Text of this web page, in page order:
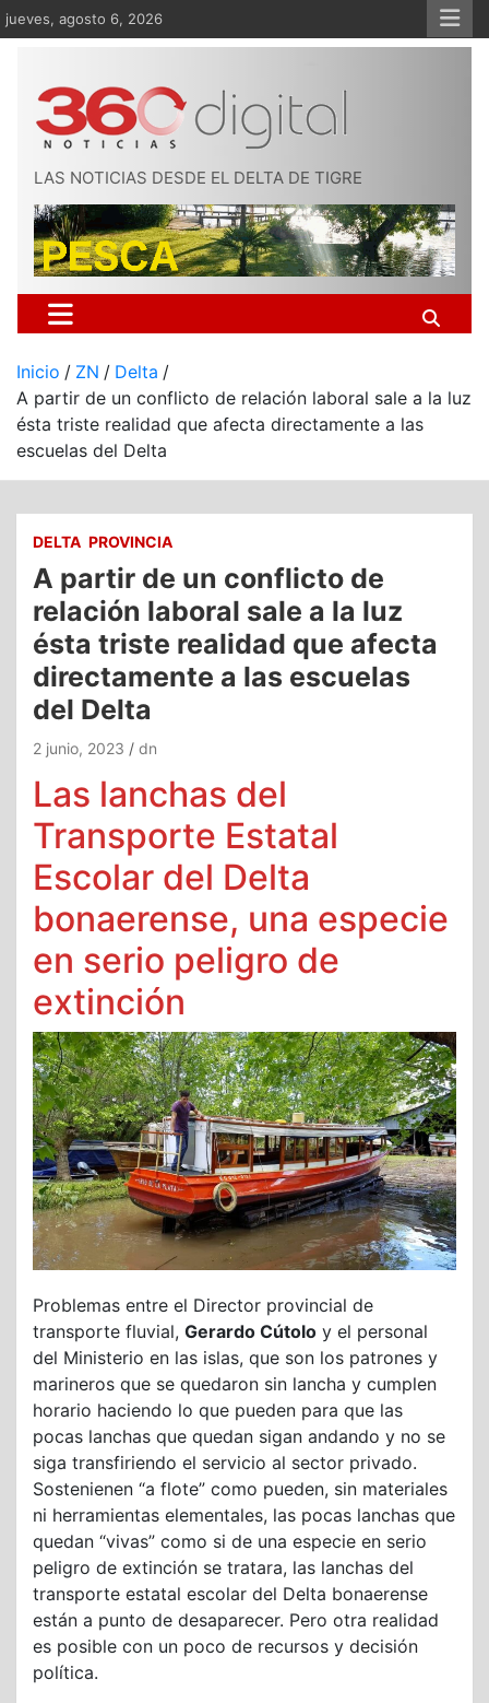
Saltar
al
jueves, agosto 6, 2026
LAS NOTICIAS DESDE EL DELTA DE TIGRE
Inicio ZN
Delta
A partir de un conflicto de relación laboral sale a la luz
ésta triste realidad que afecta directamente a las
escuelas del Delta
DELTA PROVINCIA
A partir de un conflicto de
relación laboral sale a la luz
ésta triste realidad que afecta
directamente a las escuelas
del Delta
2 junio, 2023 dn
Las lanchas del
Transporte Estatal
Escolar del Delta
bonaerense, una especie
en serio peligro de
extinción
Problemas entre el Director provincial de
transporte fluvial, Gerardo Cútolo y el personal
del Ministerio en las islas, que son los patrones y
marineros que se quedaron sin lancha y cumplen
horario haciendo lo que pueden para que las
pocas lanchas que quedan sigan andando y no se
siga transfiriendo el servicio al sector privado.
Sostenienen “a flote” como pueden, sin materiales
ni herramientas elementales, las pocas lanchas que
quedan “vivas” como si de una especie en serio
peligro de extinción se tratara, las lanchas del
transporte estatal escolar del Delta bonaerense
están a punto de desaparecer. Pero otra realidad
es posible con un poco de recursos y decisión
política.